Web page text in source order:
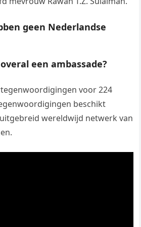
geen Nederlandse
een ambassade?
voor 224
beschikt
wereldwijd netwerk van